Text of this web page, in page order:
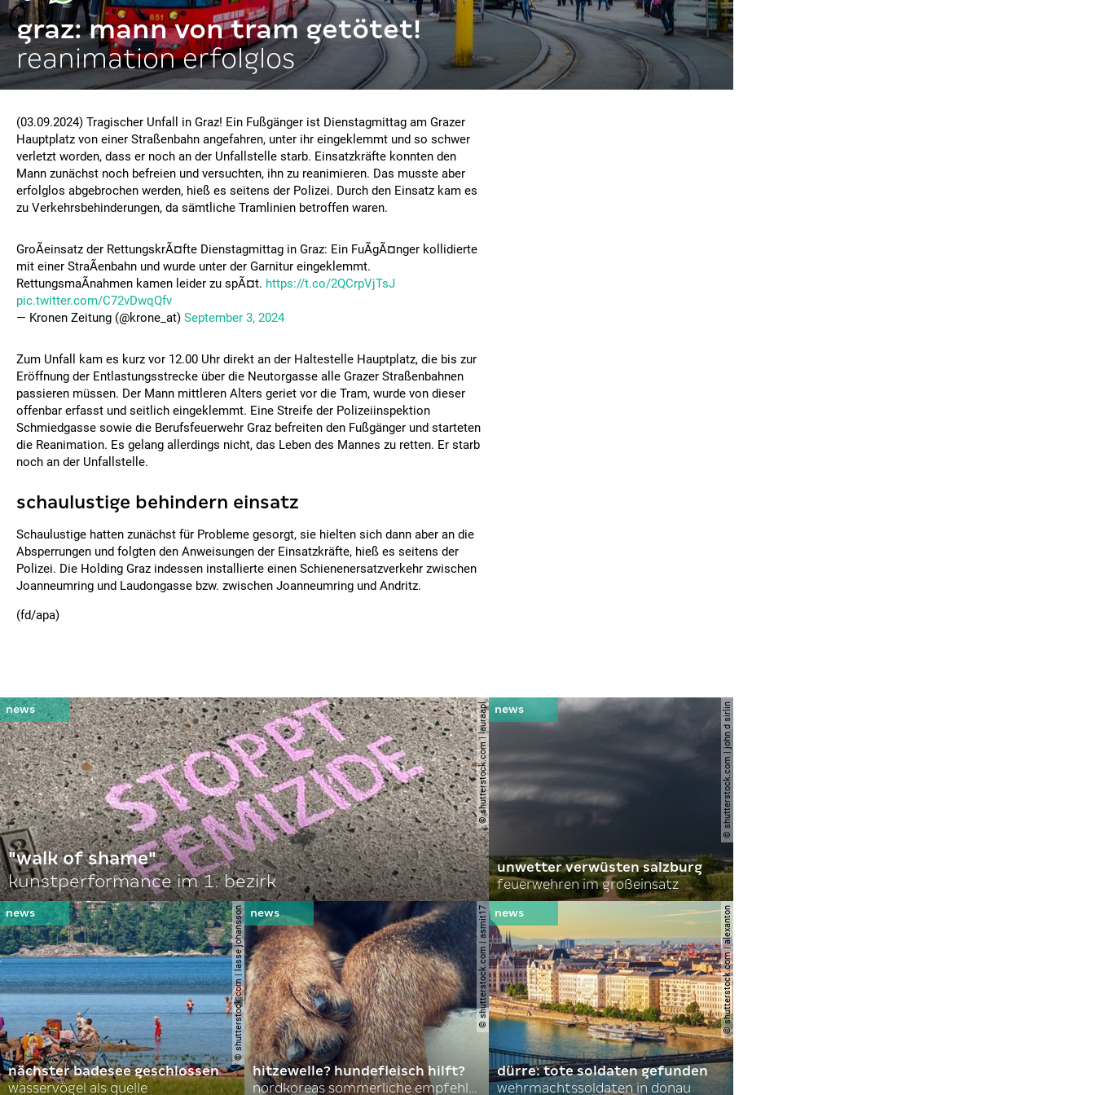
graz: mann von tram getötet!
reanimation erfolglos
(03.09.2024) Tragischer Unfall in Graz! Ein Fußgänger ist Dienstagmittag am Grazer
Hauptplatz von einer Straßenbahn angefahren, unter ihr eingeklemmt und so schwer
verletzt worden, dass er noch an der Unfallstelle starb. Einsatzkräfte konnten den
Mann zunächst noch befreien und versuchten, ihn zu reanimieren. Das musste aber
erfolglos abgebrochen werden, hieß es seitens der Polizei. Durch den Einsatz kam es
zu Verkehrsbehinderungen, da sämtliche Tramlinien betroffen waren.
GroÃeinsatz der RettungskrÃ¤fte Dienstagmittag in Graz: Ein FuÃgÃ¤nger kollidierte
mit einer StraÃenbahn und wurde unter der Garnitur eingeklemmt.
RettungsmaÃnahmen kamen leider zu spÃ¤t. https://t.co/2QCrpVjTsJ
pic.twitter.com/C72vDwqQfv
— Kronen Zeitung (@krone_at) September 3, 2024
Zum Unfall kam es kurz vor 12.00 Uhr direkt an der Haltestelle Hauptplatz, die bis zur
Eröffnung der Entlastungsstrecke über die Neutorgasse alle Grazer Straßenbahnen
passieren müssen. Der Mann mittleren Alters geriet vor die Tram, wurde von dieser
offenbar erfasst und seitlich eingeklemmt. Eine Streife der Polizeiinspektion
Schmiedgasse sowie die Berufsfeuerwehr Graz befreiten den Fußgänger und starteten
die Reanimation. Es gelang allerdings nicht, das Leben des Mannes zu retten. Er starb
noch an der Unfallstelle.
schaulustige behindern einsatz
Schaulustige hatten zunächst für Probleme gesorgt, sie hielten sich dann aber an die
Absperrungen und folgten den Anweisungen der Einsatzkräfte, hieß es seitens der
Polizei. Die Holding Graz indessen installierte einen Schienenersatzverkehr zwischen
Joanneumring und Laudongasse bzw. zwischen Joanneumring und Andritz.
(fd/apa)
© shutterstock.com | lauraapl
"walk of shame"
kunstperformance im 1. bezirk
© shutterstock.com | john d sirlin
unwetter verwüsten salzburg
feuerwehren im großeinsatz
© shutterstock.com | lasse johansson
nächster badesee geschlossen
wasservögel als quelle
© shutterstock.com | asmit17
hitzewelle? hundefleisch hilft?
nordkoreas sommerliche empfehlungen
© shutterstock.com | alexanton
dürre: tote soldaten gefunden
wehrmachtssoldaten in donau